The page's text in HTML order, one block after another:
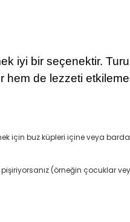
iyi bir seçenektir.
hem de lezzeti
için buz küpleri içine veya
(örneğin çocuklar